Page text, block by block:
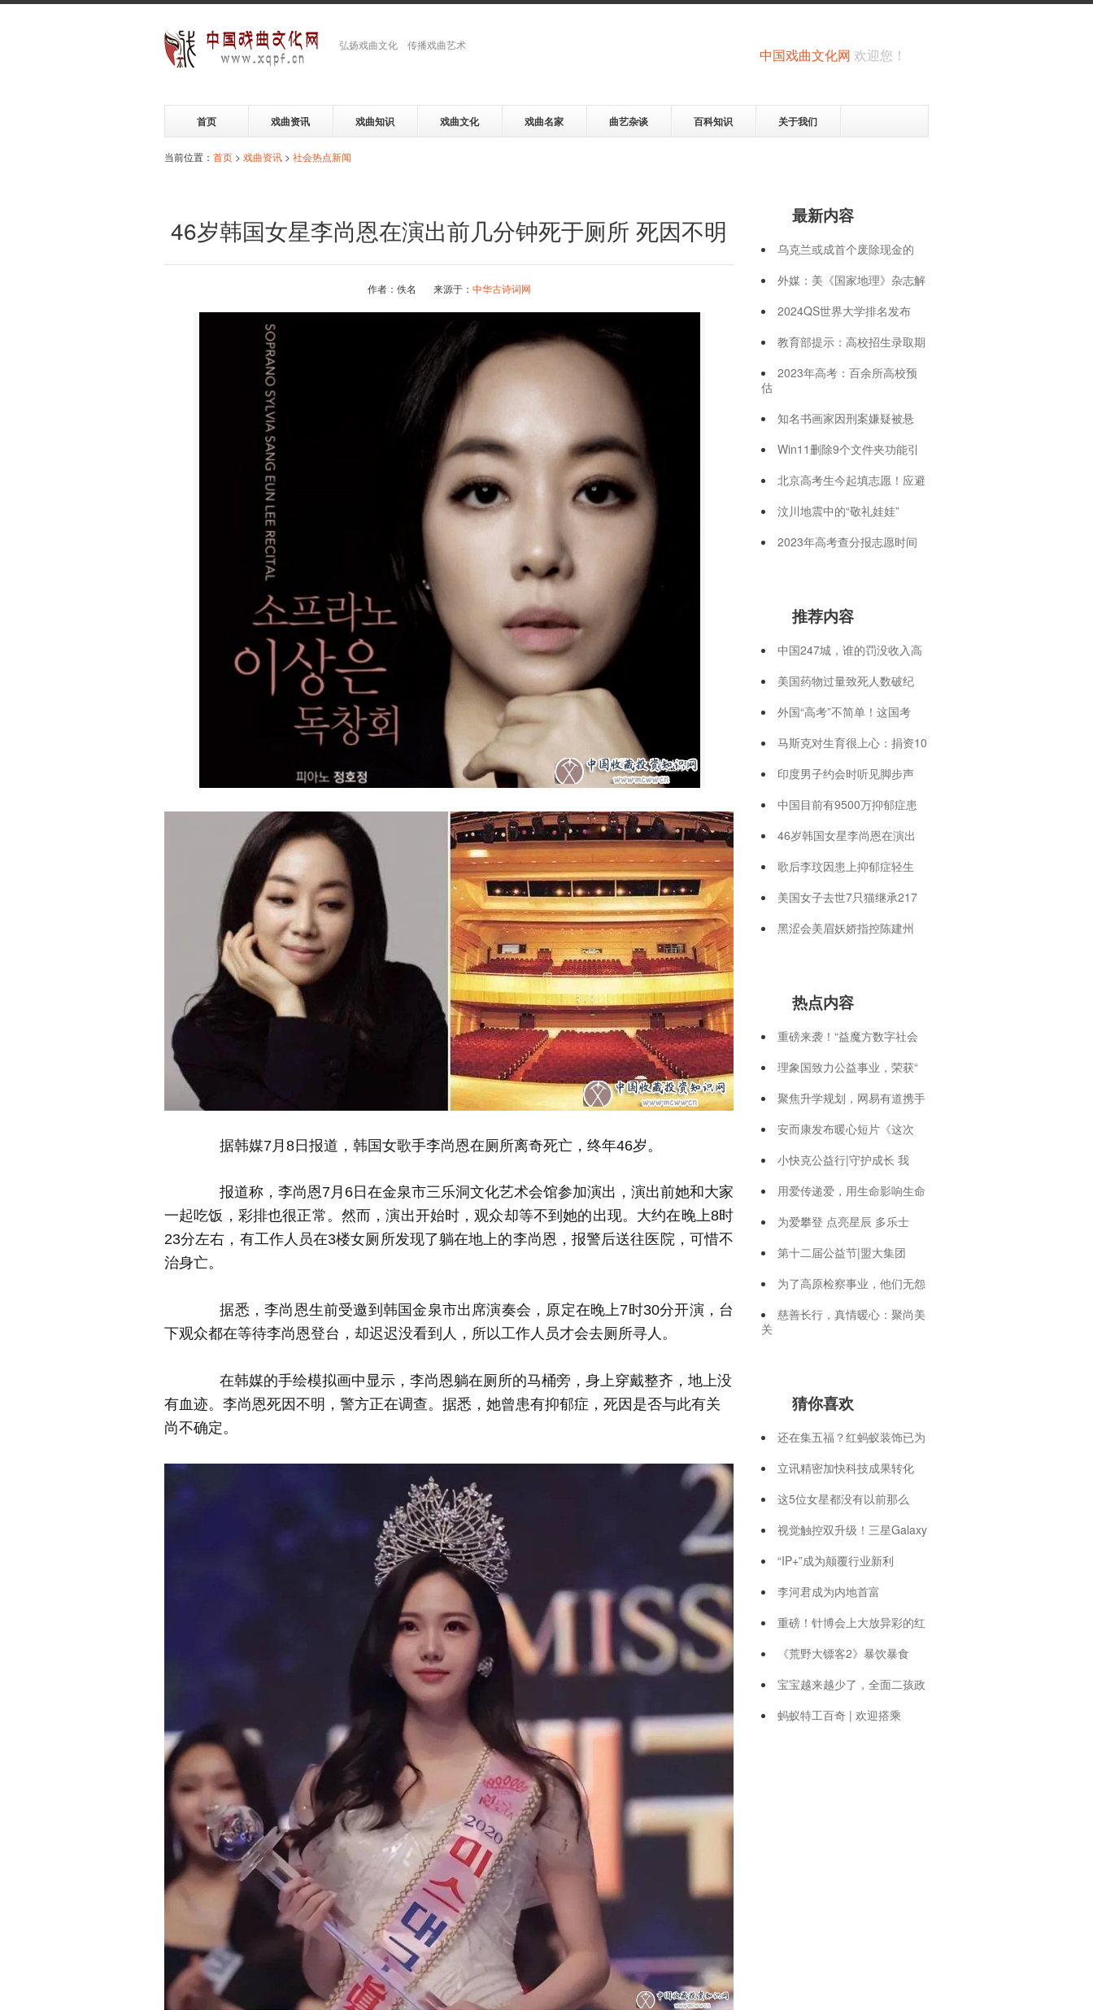
弘扬戏曲文化 传播戏曲艺术
中国戏曲文化网 欢迎您！
首页 戏曲资讯 戏曲知识 戏曲文化 戏曲名家 曲艺杂谈 百科知识 关于我们
当前位置： 首页 > 戏曲资讯 > 社会热点新闻
46岁韩国女星李尚恩在演出前几分钟死于厕所 死因不明
作者：佚名 来源于： 中华古诗词网
据韩媒7月8日报道，韩国女歌手李尚恩在厕所离奇死亡，终年46岁。
报道称，李尚恩7月6日在金泉市三乐洞文化艺术会馆参加演出，演出前她和大家
一起吃饭，彩排也很正常。然而，演出开始时，观众却等不到她的出现。大约在晚上8时
23分左右，有工作人员在3楼女厕所发现了躺在地上的李尚恩，报警后送往医院，可惜不
治身亡。
据悉，李尚恩生前受邀到韩国金泉市出席演奏会，原定在晚上7时30分开演，台
下观众都在等待李尚恩登台，却迟迟没看到人，所以工作人员才会去厕所寻人。
在韩媒的手绘模拟画中显示，李尚恩躺在厕所的马桶旁，身上穿戴整齐，地上没
有血迹。李尚恩死因不明，警方正在调查。据悉，她曾患有抑郁症，死因是否与此有关
尚不确定。
最新内容
乌克兰或成首个废除现金的
外媒：美《国家地理》杂志解
2024QS世界大学排名发布
教育部提示：高校招生录取期
2023年高考：百余所高校预
估
知名书画家因刑案嫌疑被悬
Win11删除9个文件夹功能引
北京高考生今起填志愿！应避
汶川地震中的“敬礼娃娃”
2023年高考查分报志愿时间
推荐内容
中国247城，谁的罚没收入高
美国药物过量致死人数破纪
外国“高考”不简单！这国考
马斯克对生育很上心：捐资10
印度男子约会时听见脚步声
中国目前有9500万抑郁症患
46岁韩国女星李尚恩在演出
歌后李玟因患上抑郁症轻生
美国女子去世7只猫继承217
黑涩会美眉妖娇指控陈建州
热点内容
重磅来袭！“益魔方数字社会
理象国致力公益事业，荣获“
聚焦升学规划，网易有道携手
安而康发布暖心短片《这次
小快克公益行|守护成长 我
用爱传递爱，用生命影响生命
为爱攀登 点亮星辰 多乐士
第十二届公益节|盟大集团
为了高原检察事业，他们无怨
慈善长行，真情暖心：聚尚美
关
猜你喜欢
还在集五福？红蚂蚁装饰已为
立讯精密加快科技成果转化
这5位女星都没有以前那么
视觉触控双升级！三星Galaxy
“IP+”成为颠覆行业新利
李河君成为内地首富
重磅！针博会上大放异彩的红
《荒野大镖客2》暴饮暴食
宝宝越来越少了，全面二孩政
蚂蚁特工百奇 | 欢迎搭乘